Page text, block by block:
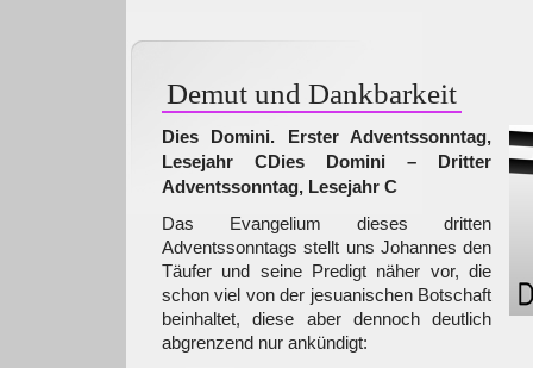
Demut und Dankbarkeit
Dies Domini. Erster Adventssonntag,
Lesejahr CDies Domini – Dritter
Adventssonntag, Lesejahr C
Das Evangelium dieses dritten
Adventssonntags stellt uns Johannes den
Täufer und seine Predigt näher vor, die
schon viel von der jesuanischen Botschaft
beinhaltet, diese aber dennoch deutlich
abgrenzend nur ankündigt: